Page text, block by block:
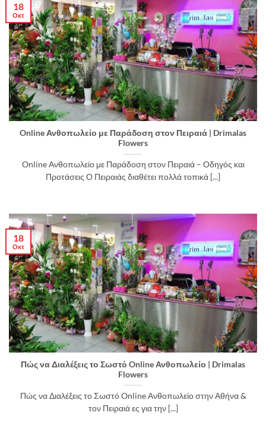
Online Ανθοπωλείο με Παράδοση στον Πειραιά | Drimalas
Flowers
Online Ανθοπωλείο με Παράδοση στον Πειραιά – Οδηγός και
Προτάσεις Ο Πειραιάς διαθέτει πολλά τοπικά [...]
18
Οκτ
Πώς να Διαλέξεις το Σωστό Online Ανθοπωλείο | Drimalas
Flowers
Πώς να Διαλέξεις το Σωστό Online Ανθοπωλείο στην Αθήνα &
τον Πειραιά ες για την [...]
18
Οκτ